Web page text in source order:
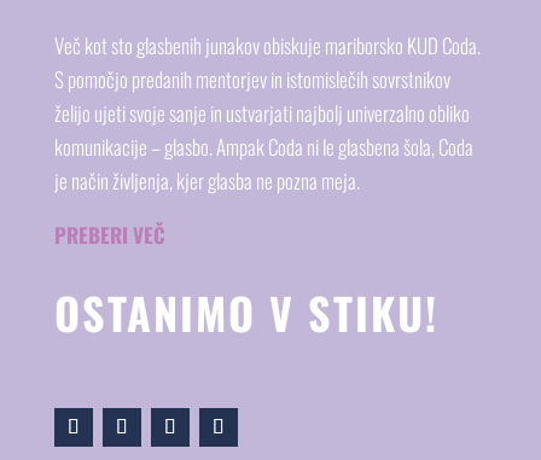
Več kot sto glasbenih junakov obiskuje mariborsko KUD Coda.
S pomočjo predanih mentorjev in istomislečih sovrstnikov
želijo ujeti svoje sanje in ustvarjati najbolj univerzalno obliko
komunikacije – glasbo. Ampak Coda ni le glasbena šola, Coda
je način življenja, kjer glasba ne pozna meja.
PREBERI VEČ
OSTANIMO V STIKU!